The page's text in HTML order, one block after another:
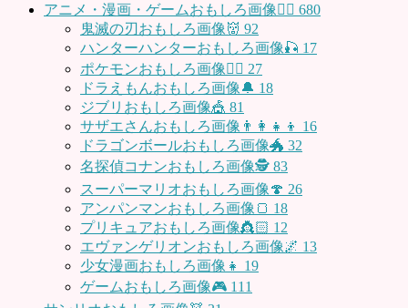
アニメ・漫画・ゲームおもしろ画像🧚‍♀️ 680
鬼滅の刃おもしろ画像👹 92
ハンターハンターおもしろ画像🎣 17
ポケモンおもしろ画像🤹‍♂️ 27
ドラえもんおもしろ画像🔔 18
ジブリおもしろ画像🎪 81
サザエさんおもしろ画像👨‍👩‍👧‍👦 16
ドラゴンボールおもしろ画像🐲 32
名探偵コナンおもしろ画像🕵️ 83
スーパーマリオおもしろ画像🍄 26
アンパンマンおもしろ画像🍞 18
プリキュアおもしろ画像👸🏻 12
エヴァンゲリオンおもしろ画像🌌 13
少女漫画おもしろ画像👧 19
ゲームおもしろ画像🎮 111